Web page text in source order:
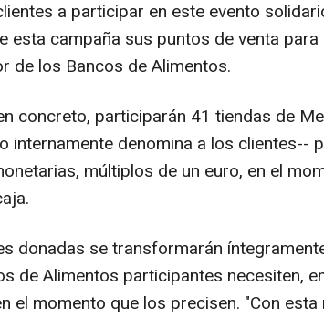
a participar en este evento
esta campaña sus puntos de venta
de los Bancos de Alimentos.
concreto, participarán 41 tiendas de
internamente denomina a los clientes--
múltiplos de un euro, en el
donadas se transformarán
de Alimentos participantes necesiten,
el momento que los precisen. "Con